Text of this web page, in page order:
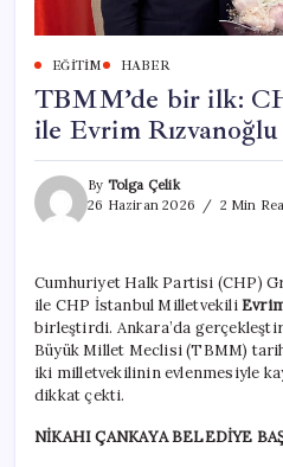
EĞITIM HABER
TBMM’de bir ilk:
ile Evrim
By Tolga Çelik
26 Haziran 2026
2 Min
Cumhuriyet Halk Partisi (CHP)
ile CHP İstanbul Milletvekili
birleştirdi. Ankara’da
Büyük Millet Meclisi (TBMM)
iki milletvekilinin evlenmesiyle
dikkat çekti.
NİKAHI ÇANKAYA BELEDİYE